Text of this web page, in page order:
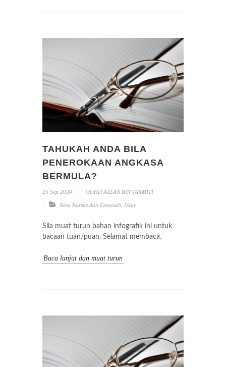
TAHUKAH ANDA BILA
PENEROKAAN ANGKASA
BERMULA?
25 Sep 2024 MOHD AZLAN BIN TARMITI
Nota Kursus dan Ceramah Ukur
Sila muat turun bahan infografik ini untuk
bacaan tuan/puan. Selamat membaca.
Baca lanjut dan muat turun